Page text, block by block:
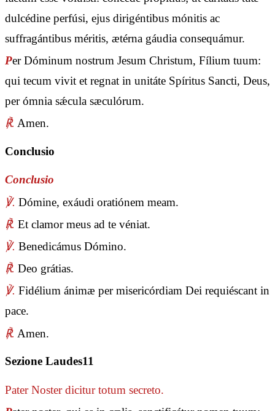
dulcédine perfúsi, ejus dirigéntibus mónitis ac
suffragántibus méritis, ætérna gáudia consequámur.
Per Dóminum nostrum Jesum Christum, Fílium tuum:
qui tecum vivit et regnat in unitáte Spíritus Sancti, Deus,
per ómnia sǽcula sæculórum.
℟. Amen.
Conclusio
Conclusio
℣. Dómine, exáudi oratiónem meam.
℟. Et clamor meus ad te véniat.
℣. Benedicámus Dómino.
℟. Deo grátias.
℣. Fidélium ánimæ per misericórdiam Dei requiéscant in
pace.
℟. Amen.
Sezione Laudes11
Pater Nosterdicitur totum secreto.